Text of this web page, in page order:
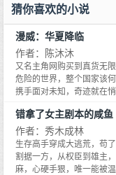
大二百倍后清晰地显示——
重型轰炸机！这是阴谋还
么疯狂的力量让飞机出现
深意的举动？带着疑惑和
气，从三十多米大的洞穴
我依然在想，如果那时候
的一切后，我们还能在那
猜你喜欢的小说
漫威：华夏降临
作者：陈沐沐
又名主角网购买到真货无
危险的世界，整个国家该
携手面对未知，奇迹就在悄
错拿了女主剧本的咸鱼
作者：秀木成林
生存高手穿成大逃荒，苟
割据一方，从权臣到雄主
麻，心硬手狠，唯一能被